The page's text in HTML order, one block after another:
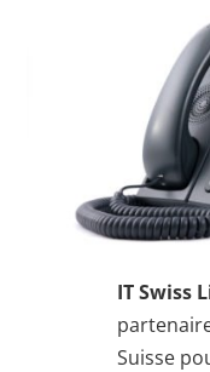
IT Swiss
Suisse